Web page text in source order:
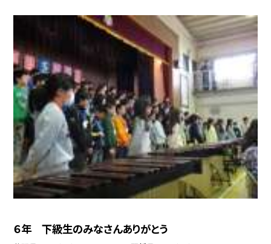
６年 下級生のみなさんありがとう